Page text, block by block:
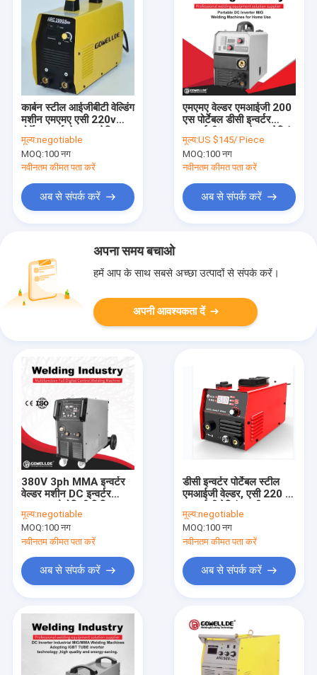
कार्बन स्टील आईजीबीटी वेल्डिंग
मशीन एमएमए एसी 220v
वेल्डिंग मशीन
मूल्य:negotiable
MOQ:100 नग
नवीनतम कीमत पता करें
अब से संपर्क करें
एमएमए वेल्डर एमआईजी 200
एस पोर्टेबल डीसी इन्वर्टर
मशीन घरेलू उपयोग के लिए
मूल्य:US $145/ Piece
MOQ:100 नग
नवीनतम कीमत पता करें
अब से संपर्क करें
अपना समय बचाओ
हमें आप के साथ सबसे अच्छा उत्पादों से संपर्क करें।
अपनी आवश्यकता दें
380V 3ph MMA इन्वर्टर
वेल्डर मशीन DC इन्वर्टर
नियंत्रण MIG280
मूल्य:negotiable
MOQ:100 नग
नवीनतम कीमत पता करें
अब से संपर्क करें
डीसी इन्वर्टर पोर्टेबल स्टील
एमआईजी वेल्डर, एसी 220 वी
मूल्य:negotiable
MOQ:100 नग
नवीनतम कीमत पता करें
अब से संपर्क करें